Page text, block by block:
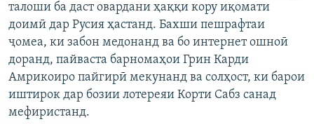
талоши ба даст овардани ҳаққи кору иқомати
доимӣ дар Русия ҳастанд. Бахши пешрафтаи
ҷомеа, ки забон медонанд ва бо интернет ошноӣ
доранд, пайваста барномаҳои Грин Карди
Амрикоиро пайгирӣ мекунанд ва солҳост, ки барои
иштирок дар бозии лотереяи Корти Сабз санад
мефиристанд.